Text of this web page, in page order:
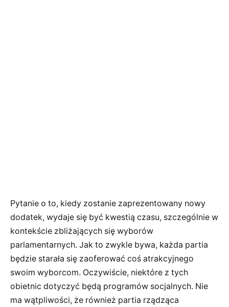
Pytanie o to, kiedy zostanie zaprezentowany nowy
dodatek, wydaje się być kwestią czasu, szczególnie w
kontekście zbliżających się wyborów
parlamentarnych. Jak to zwykle bywa, każda partia
będzie starała się zaoferować coś atrakcyjnego
swoim wyborcom. Oczywiście, niektóre z tych
obietnic dotyczyć będą programów socjalnych. Nie
ma wątpliwości, że również partia rządząca